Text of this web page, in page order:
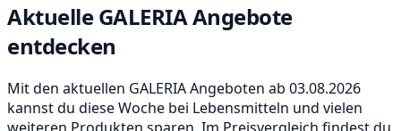
Aktuelle GALERIA Angebote
entdecken
Mit den aktuellen GALERIA Angeboten ab 03.08.2026
kannst du diese Woche bei Lebensmitteln und vielen